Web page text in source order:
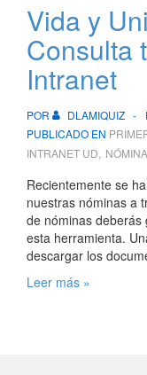
Vida y
Consulta
Intranet
POR DLAMIQUIZ
PUBLICADO EN
INTRANET UD, NÓMINA
Recientemente se
nuestras nóminas a
de nóminas
esta herramienta.
descargar los
Vida
Leer más »